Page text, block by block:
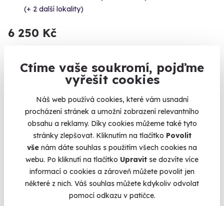
Ctíme vaše soukromí, pojďme
vyřešit cookies
Náš web používá cookies, které vám usnadní
procházení stránek a umožní zobrazení relevantního
obsahu a reklamy. Díky cookies můžeme také tyto
stránky zlepšovat. Kliknutím na tlačítko Povolit
vše nám dáte souhlas s použitím všech cookies na
webu. Po kliknutí na tlačítko Upravit se dozvíte více
informací o cookies a zároveň můžete povolit jen
některé z nich. Váš souhlas můžete kdykoliv odvolat
pomocí odkazu v patičce.
(+ 2 další lokality)
6 250 Kč
Luxusní pobyt se skotským wellness a večeří
Skotská noblesa, elegance a prvky z dob královny Viktorie,